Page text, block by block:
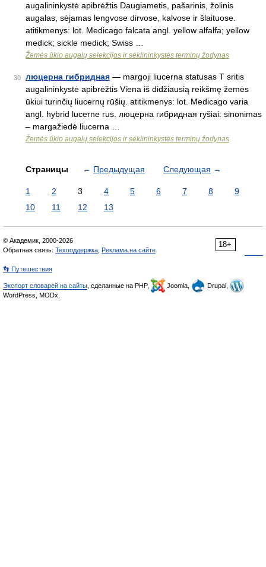
augalininkystė apibrėžtis Daugiametis, pašarinis, žolinis
augalas, sėjamas lengvose dirvose, kalvose ir šlaituose.
atitikmenys: lot. Medicago falcata angl. yellow alfalfa; yellow
medick; sickle medick; Swiss …
Žemės ūkio augalų selekcijos ir sėklininkystės terminų žodynas
30 люцерна гибридная — margoji liucerna statusas T sritis
augalininkystė apibrėžtis Viena iš didžiausią reikšmę žemės
ūkiui turinčių liucernų rūšių. atitikmenys: lot. Medicago varia
angl. hybrid lucerne rus. люцерна гибридная ryšiai: sinonimas
– margažiedė liucerna …
Žemės ūkio augalų selekcijos ir sėklininkystės terminų žodynas
Страницы ← Предыдущая Следующая →
1 2 3 4 5 6 7 8
9
10
11 12 13
18+
© Академик, 2000-2026
Обратная связь: Техподдержка Реклама на сайте
👣 Путешествия
Экспорт словарей на сайты , сделанные на PHP, Joomla,
Drupal,
WordPress, MODx.